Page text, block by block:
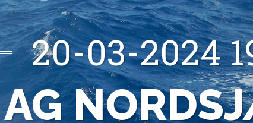
20-03-2024
AG